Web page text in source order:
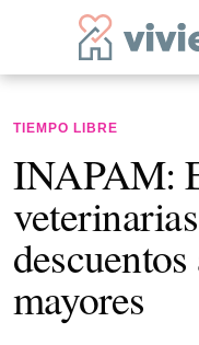
TIEMPO LIBRE
INAPAM:
mayores